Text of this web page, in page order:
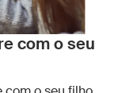
com o seu